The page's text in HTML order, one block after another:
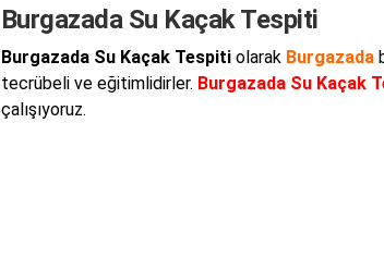
Burgazada Su Kaçak Tespiti
Burgazada Su Kaçak Tespitiolarak Burgazada
tecrübeli ve eğitimlidirler. Burgazada Su Kaçak
çalışıyoruz.